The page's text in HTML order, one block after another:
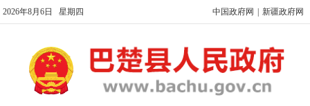
2026年8月6日 星期四 中国政府网 新疆政府网